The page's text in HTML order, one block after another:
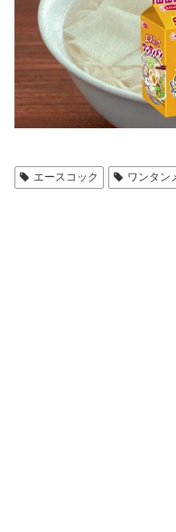
エースコック ワンタン